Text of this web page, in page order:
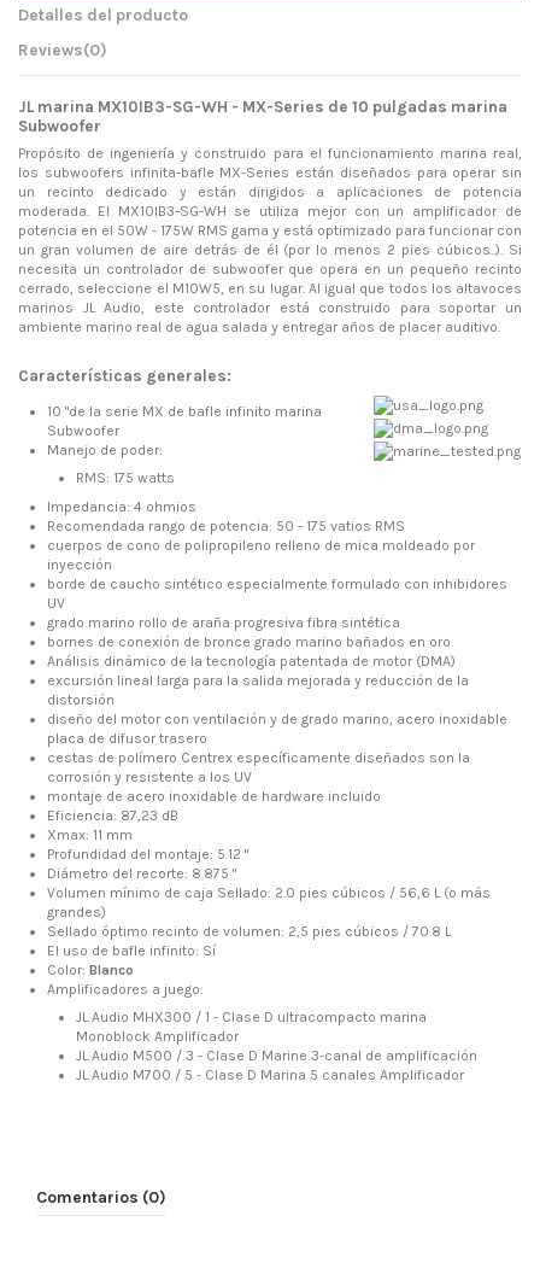
Detalles del producto
Reviews(0)
JL marina MX10IB3-SG-WH - MX-Series de 10 pulgadas marina
Subwoofer
Propósito de ingeniería y construido para el funcionamiento marina real,
los subwoofers infinita-bafle MX-Series están diseñados para operar sin
un recinto dedicado y están dirigidos a aplicaciones de potencia
moderada. El MX10IB3-SG-WH se utiliza mejor con un amplificador de
potencia en el 50W - 175W RMS gama y está optimizado para funcionar con
un gran volumen de aire detrás de él (por lo menos 2 pies cúbicos..). Si
necesita un controlador de subwoofer que opera en un pequeño recinto
cerrado, seleccione el M10W5, en su lugar. Al igual que todos los altavoces
marinos JL Audio, este controlador está construido para soportar un
ambiente marino real de agua salada y entregar años de placer auditivo.
Características generales:
10 "de la serie MX de bafle infinito marina
Subwoofer
Manejo de poder:
RMS: 175 watts
Impedancia: 4 ohmios
Recomendada rango de potencia: 50 - 175 vatios RMS
cuerpos de cono de polipropileno relleno de mica moldeado por
inyección
borde de caucho sintético especialmente formulado con inhibidores
UV
grado marino rollo de araña progresiva fibra sintética
bornes de conexión de bronce grado marino bañados en oro
Análisis dinámico de la tecnología patentada de motor (DMA)
excursión lineal larga para la salida mejorada y reducción de la
distorsión
diseño del motor con ventilación y de grado marino, acero inoxidable
placa de difusor trasero
cestas de polímero Centrex específicamente diseñados son la
corrosión y resistente a los UV
montaje de acero inoxidable de hardware incluido
Eficiencia: 87,23 dB
Xmax: 11 mm
Profundidad del montaje: 5.12 "
Diámetro del recorte: 8.875 "
Volumen mínimo de caja Sellado: 2.0 pies cúbicos / 56,6 L (o más
grandes)
Sellado óptimo recinto de volumen: 2,5 pies cúbicos / 70.8 L
El uso de bafle infinito: Sí
Color: Blanco
Amplificadores a juego:
JL Audio MHX300 / 1 - Clase D ultracompacto marina
Monoblock Amplificador
JL Audio M500 / 3 - Clase D Marine 3-canal de amplificación
JL Audio M700 / 5 - Clase D Marina 5 canales Amplificador
Comentarios (0)